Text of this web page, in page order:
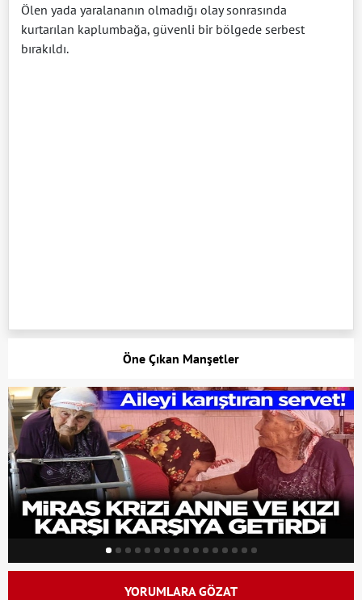
Ölen yada yaralananın olmadığı olay sonrasında
kurtarılan kaplumbağa, güvenli bir bölgede serbest
bırakıldı.
Öne Çıkan Manşetler
YORUMLARA GÖZAT